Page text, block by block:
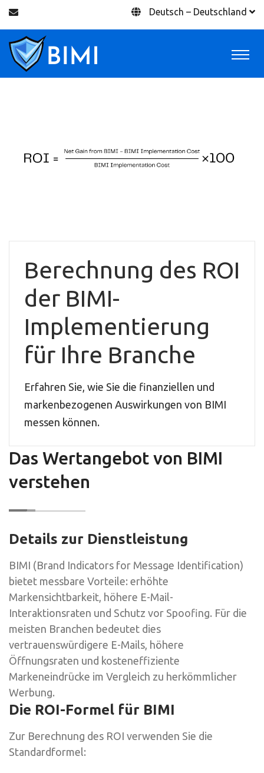
Deutsch – Deutschland
Berechnung des ROI
der BIMI-
Implementierung
für Ihre Branche
Erfahren Sie, wie Sie die finanziellen und
markenbezogenen Auswirkungen von BIMI
messen können.
Das Wertangebot von BIMI
verstehen
Details zur Dienstleistung
BIMI (Brand Indicators for Message Identification)
bietet messbare Vorteile: erhöhte
Markensichtbarkeit, höhere E-Mail-
Interaktionsraten und Schutz vor Spoofing. Für die
meisten Branchen bedeutet dies
vertrauenswürdigere E-Mails, höhere
Öffnungsraten und kosteneffiziente
Markeneindrücke im Vergleich zu herkömmlicher
Werbung.
Die ROI-Formel für BIMI
Zur Berechnung des ROI verwenden Sie die
Standardformel: